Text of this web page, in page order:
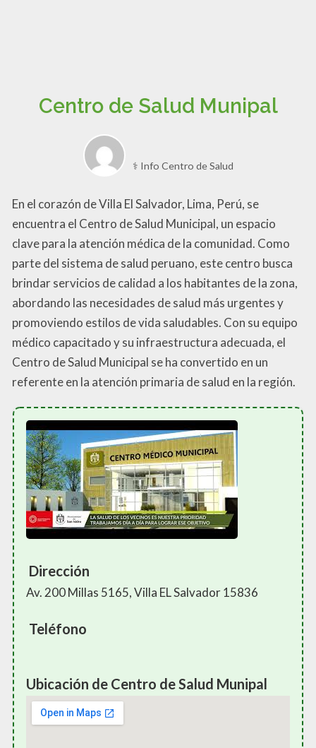
Centro de Salud Munipal
⚕️ Info Centro de Salud
En el corazón de Villa El Salvador, Lima, Perú, se
encuentra el Centro de Salud Municipal, un espacio
clave para la atención médica de la comunidad. Como
parte del sistema de salud peruano, este centro busca
brindar servicios de calidad a los habitantes de la zona,
abordando las necesidades de salud más urgentes y
promoviendo estilos de vida saludables. Con su equipo
médico capacitado y su infraestructura adecuada, el
Centro de Salud Municipal se ha convertido en un
referente en la atención primaria de salud en la región.
Dirección
Av. 200 Millas 5165, Villa EL Salvador 15836
Teléfono
Ubicación de Centro de Salud Munipal